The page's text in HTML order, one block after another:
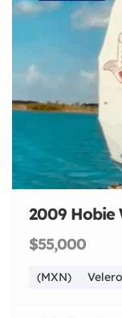
2009 Hobie
$55,000
(MXN) Velero